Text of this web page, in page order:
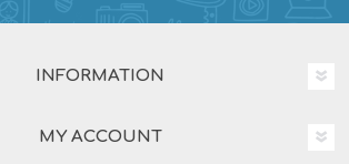
INFORMATION
MY ACCOUNT